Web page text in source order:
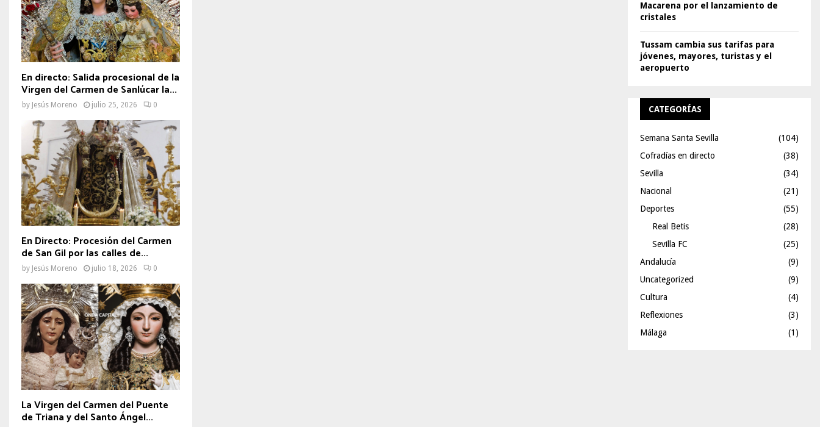
En directo: Salida procesional de la
Virgen del Carmen de Sanlúcar la...
by Jesús Moreno julio 25, 2026 0
En Directo: Procesión del Carmen
de San Gil por las calles de...
by Jesús Moreno julio 18, 2026 0
La Virgen del Carmen del Puente
de Triana y del Santo Ángel...
Macarena por el lanzamiento de
cristales
Tussam cambia sus tarifas para
jóvenes, mayores, turistas y el
aeropuerto
CATEGORÍAS
Semana Santa Sevilla
(104)
Cofradías en directo
(38)
Sevilla
(34)
Nacional
(21)
Deportes
(55)
Real Betis
(28)
Sevilla FC
(25)
Andalucía
(9)
Uncategorized
(9)
Cultura
(4)
Reflexiones
(3)
Málaga
(1)